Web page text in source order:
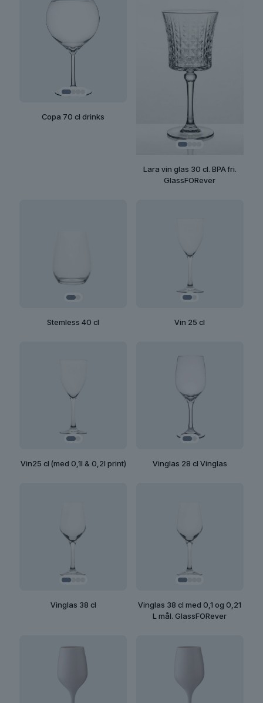
Copa 70 cl drinks
Lara vin glas 30 cl. BPA fri.
GlassFORever
Stemless 40 cl Vin 25 cl
Vin25 cl (med 0,1l & 0,2l print) Vinglas 28 cl Vinglas
Vinglas 38 cl
Vinglas 38 cl med 0,1 og 0,21
L mål. GlassFORever